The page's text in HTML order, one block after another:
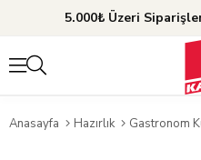
5.000₺ Üzeri
Anasayfa Hazırlık Gastronom